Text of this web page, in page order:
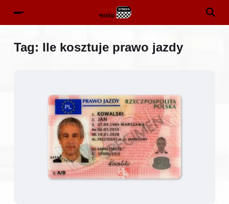
Tag: Ile kosztuje prawo jazdy